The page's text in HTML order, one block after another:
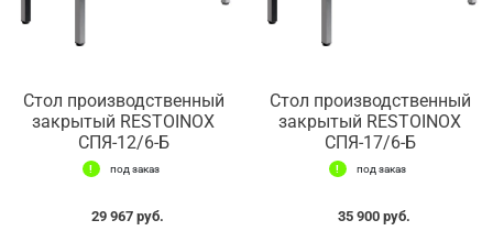
Стол производственный
закрытый RESTOINOX
СПЯ-12/6-Б
под заказ
29 967 руб.
Стол производственный
закрытый RESTOINOX
СПЯ-17/6-Б
под заказ
35 900 руб.